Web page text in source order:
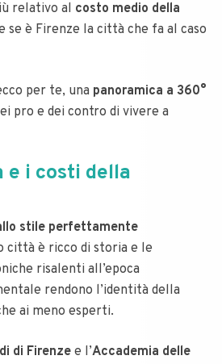
relativo al costo medio della
se è Firenze la città che fa al caso
per te, una panoramica a 360°
pro e dei contro di vivere a
e i costi della
stile perfettamente
città è ricco di storia e le
risalenti all’epoca
rendono l’identità della
ai meno esperti.
di Firenze e l’Accademia delle